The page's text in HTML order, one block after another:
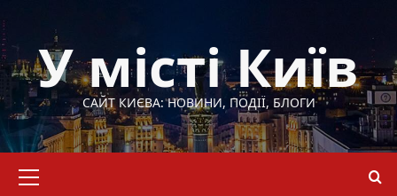
до
вмістуУ місті Київ
САЙТ КИЄВА: НОВИНИ, ПОДІЇ, БЛОГИ
меню